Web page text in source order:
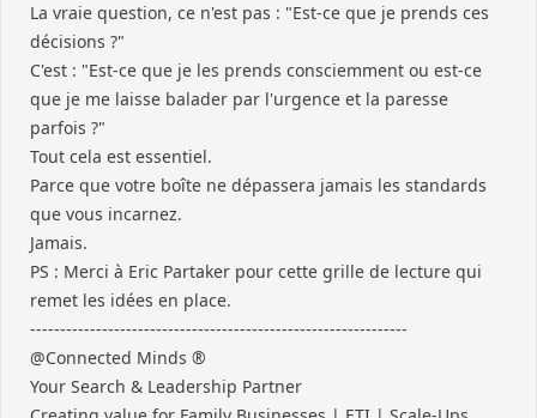
La vraie question, ce n'est pas : "Est-ce que je prends ces
décisions ?"
C'est : "Est-ce que je les prends consciemment ou est-ce
que je me laisse balader par l'urgence et la paresse
parfois ?"
Tout cela est essentiel.
Parce que votre boîte ne dépassera jamais les standards
que vous incarnez.
Jamais.
PS : Merci à Eric Partaker pour cette grille de lecture qui
remet les idées en place.
---------------------------------------------------------------
@Connected Minds ®
Your Search & Leadership Partner